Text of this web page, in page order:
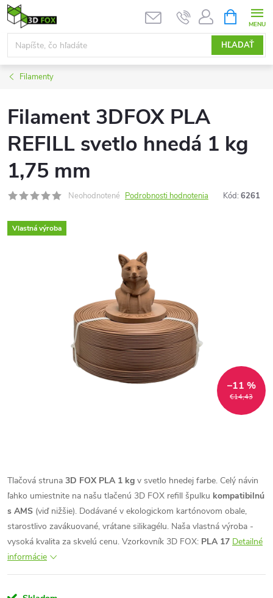
Prejsť
na
obsah
HĽADAŤ
KOŠÍK
Filamenty
Filament 3DFOX PLA
REFILL svetlo hnedá 1 kg
1,75 mm
Neohodnotené Podrobnosti hodnotenia Kód: 6261
Vlastná výroba
€14,43
–11 %
Tlačová struna 3D FOX PLA 1 kg v svetlo hnedej farbe. Celý návin
ľahko umiestnite na našu tlačenú 3D FOX refill špulku kompatibilnú
s AMS (viď nižšie). Dodávané v ekologickom kartónovom obale,
starostlivo zavákuované, vrátane silikagélu. Naša vlastná výroba -
vysoká kvalita za skvelú cenu. Vzorkovník 3D FOX: PLA 17 Detailné
informácie